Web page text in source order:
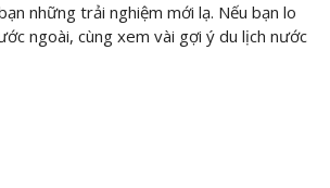
những trải nghiệm mới lạ. Nếu bạn lo
ngoài, cùng xem vài gợi ý du lịch nước